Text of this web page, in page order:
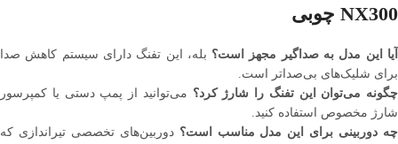
NX300 چوبی
آیا این مدل به صداگیر مجهز است؟ بله، این تفنگ دارای سیستم کاهش صدا
برای شلیک‌های بی‌صدا‌تر است.
چگونه می‌توان این تفنگ را شارژ کرد؟ می‌توانید از پمپ دستی یا کمپرسور
شارژ مخصوص استفاده کنید.
چه دوربینی برای این مدل مناسب است؟ دوربین‌های تخصصی تیراندازی که